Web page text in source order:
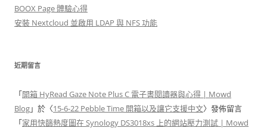
BOOX Page 體驗心得
安裝 Nextcloud 並啟用 LDAP 與 NFS 功能
近期留言
「開箱 HyRead Gaze Note Plus C 電子書閱讀器與心得 | Mowd
Blog」於〈15-6-22 Pebble Time 開箱以及讓它支援中文〉發佈留言
「家用快篩熱度圖在 Synology DS3018xs 上的網站壓力測試 | Mowd